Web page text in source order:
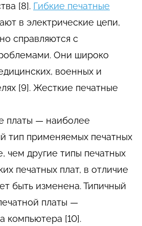
[8]. Гибкие печатные
в электрические цепи,
справляются с
Они широко
военных и
[9]. Жесткие печатные
платы — наиболее
тип применяемых печатных
чем другие типы печатных
печатных плат, в отличие
быть изменена. Типичный
платы —
компьютера [10].